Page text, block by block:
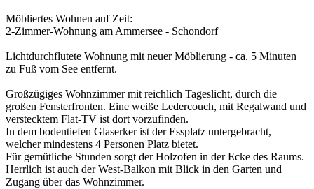
Möbliertes Wohnen auf Zeit:
2-Zimmer-Wohnung am Ammersee - Schondorf
Lichtdurchflutete Wohnung mit neuer Möblierung - ca. 5 Minuten
zu Fuß vom See entfernt.
Großzügiges Wohnzimmer mit reichlich Tageslicht, durch die
großen Fensterfronten. Eine weiße Ledercouch, mit Regalwand und
verstecktem Flat-TV ist dort vorzufinden.
In dem bodentiefen Glaserker ist der Essplatz untergebracht,
welcher mindestens 4 Personen Platz bietet.
Für gemütliche Stunden sorgt der Holzofen in der Ecke des Raums.
Herrlich ist auch der West-Balkon mit Blick in den Garten und
Zugang über das Wohnzimmer.